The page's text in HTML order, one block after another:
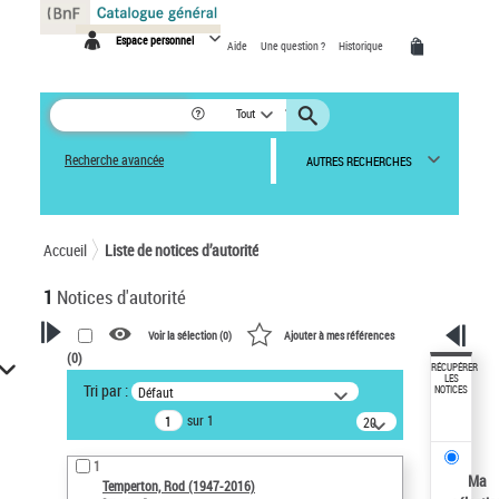
Espace personnel Aide Une question ? Historique
Tout
Recherche avancée AUTRES RECHERCHES
Accueil Liste de notices d’autorité
1 Notices d'autorité
VOTRE RECHERCHE
Recherche avancée dans les
notices d’autorité
Œuvres liées à l'auteur :
Temperton, Rod (1947-2016)
Voir la sélection (0) Ajouter à mes références
(0)
Tri par : Défaut
sur 1
20
résultats/page
1
Temperton, Rod (1947-2016)
RÉCUPÉRER
LES
NOTICES
Ma
Panneau de gestion des cookies